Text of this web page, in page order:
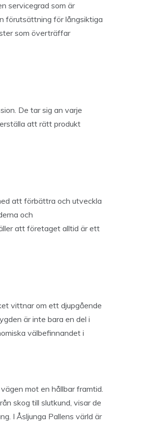
servicegrad som är
förutsättning för långsiktiga
som överträffar
De tar sig an varje
att rätt produkt
att förbättra och utveckla
och
att företaget alltid är ett
vittnar om ett djupgående
är inte bara en del i
välbefinnandet i
mot en hållbar framtid.
skog till slutkund, visar de
I Åsljunga Pallens värld är